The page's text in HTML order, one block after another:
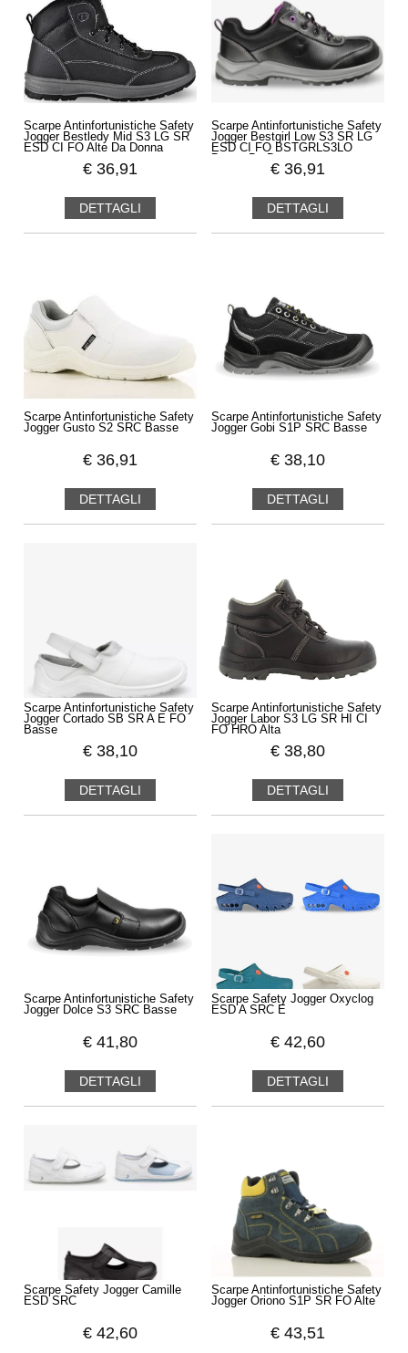
Scarpe Antinfortunistiche Safety
Jogger Bestledy Mid S3 LG SR
ESD CI FO Alte Da Donna
€ 36,91
DETTAGLI
Scarpe Antinfortunistiche Safety
Jogger Bestgirl Low S3 SR LG
ESD CI FO BSTGRLS3LO
€ 36,91
DETTAGLI
Scarpe Antinfortunistiche Safety
Jogger Gusto S2 SRC Basse
€ 36,91
DETTAGLI
Scarpe Antinfortunistiche Safety
Jogger Gobi S1P SRC Basse
€ 38,10
DETTAGLI
Scarpe Antinfortunistiche Safety
Jogger Cortado SB SR A E FO
Basse
€ 38,10
DETTAGLI
Scarpe Antinfortunistiche Safety
Jogger Labor S3 LG SR HI CI
FO HRO Alta
€ 38,80
DETTAGLI
Scarpe Antinfortunistiche Safety
Jogger Dolce S3 SRC Basse
€ 41,80
DETTAGLI
Scarpe Safety Jogger Oxyclog
ESD A SRC E
€ 42,60
DETTAGLI
Scarpe Safety Jogger Camille
ESD SRC
€ 42,60
Scarpe Antinfortunistiche Safety
Jogger Oriono S1P SR FO Alte
€ 43,51